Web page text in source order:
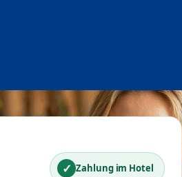
✓ Zahlung im Hotel